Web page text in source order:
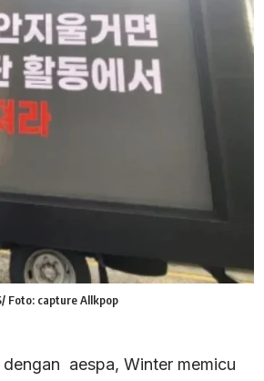
Foto: capture Allkpop
aespa, Winter memicu